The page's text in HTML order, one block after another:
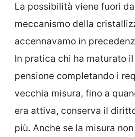
La possibilità viene fuori
meccanismo della
accennavamo in
In pratica chi ha maturato
pensione completando i
vecchia misura, fino a
era attiva, conserva il
più. Anche se la misura